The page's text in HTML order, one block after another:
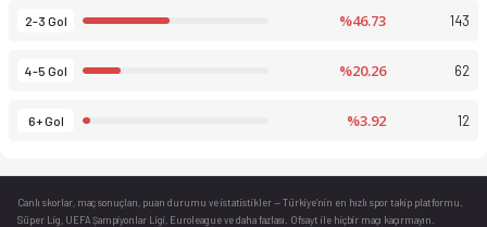
2-3 Gol %46.73 143
4-5 Gol %20.26 62
6+ Gol %3.92 12
Canlı skorlar , maç sonuçları, puan durumu ve istatistikler — Türkiye’nin en hızlı spor takip platformu.
Süper Lig, UEFA Şampiyonlar Ligi, Euroleague ve daha fazlası. Ofsayt ile hiçbir maçı kaçırmayın.